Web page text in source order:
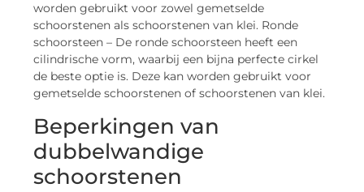
worden gebruikt voor zowel gemetselde
schoorstenen als schoorstenen van klei. Ronde
schoorsteen – De ronde schoorsteen heeft een
cilindrische vorm, waarbij een bijna perfecte cirkel
de beste optie is. Deze kan worden gebruikt voor
gemetselde schoorstenen of schoorstenen van klei.
Beperkingen van
dubbelwandige
schoorstenen